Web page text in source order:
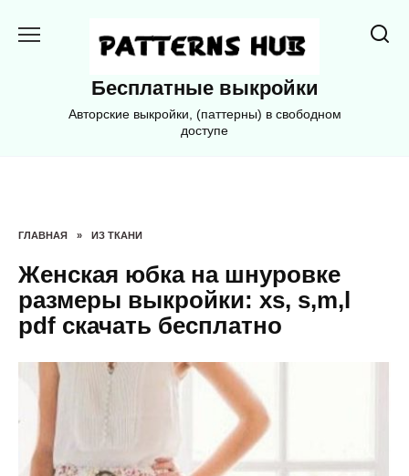
Бесплатные выкройки
Авторские выкройки, (паттерны) в свободном
доступе
ГЛАВНАЯ » ИЗ ТКАНИ
Женская юбка на шнуровке
размеры выкройки: xs, s,m,l
pdf скачать бесплатно